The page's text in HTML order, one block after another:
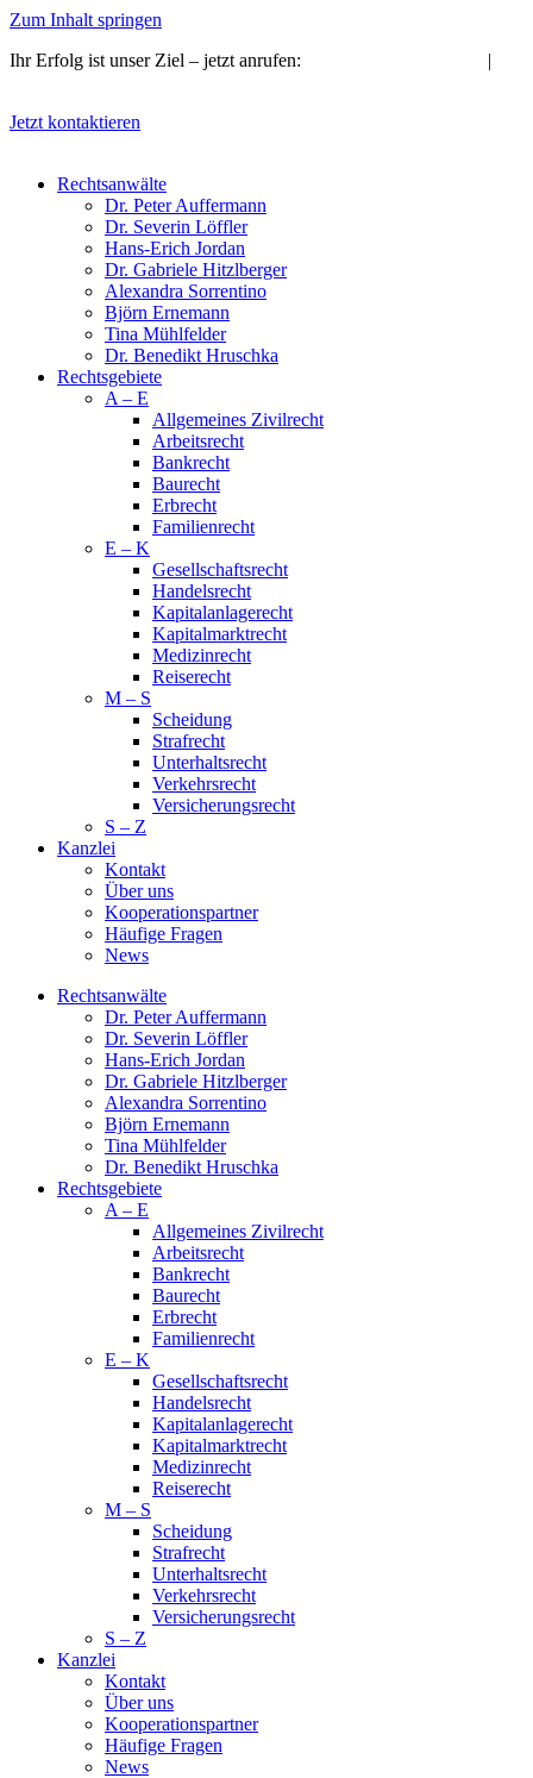
Zum Inhalt springen
Ihr Erfolg ist unser Ziel – jetzt anrufen:
|
Jetzt kontaktieren
Rechtsanwälte
Dr. Peter Auffermann
Dr. Severin Löffler
Hans-Erich Jordan
Dr. Gabriele Hitzlberger
Alexandra Sorrentino
Björn Ernemann
Tina Mühlfelder
Dr. Benedikt Hruschka
Rechtsgebiete
A – E
Allge­meines Zivil­recht
Arbeits­recht
Bankrecht
Bau­recht
Erb­recht
Familien­recht
E – K
Gesellschaftsrecht
Handelsrecht
Kapitalanlagerecht
Kapitalmarktrecht
Medi­zin­recht
Reise­recht
M – S
Schei­dung
Straf­recht
Unter­halts­recht
Ver­kehrs­recht
Versi­cher­ungs­recht
S – Z
Kanzlei
Kontakt
Über uns
Kooperationspartner
Häufige Fragen
News
Rechtsanwälte
Dr. Peter Auffermann
Dr. Severin Löffler
Hans-Erich Jordan
Dr. Gabriele Hitzlberger
Alexandra Sorrentino
Björn Ernemann
Tina Mühlfelder
Dr. Benedikt Hruschka
Rechtsgebiete
A – E
Allge­meines Zivil­recht
Arbeits­recht
Bankrecht
Bau­recht
Erb­recht
Familien­recht
E – K
Gesellschaftsrecht
Handelsrecht
Kapitalanlagerecht
Kapitalmarktrecht
Medi­zin­recht
Reise­recht
M – S
Schei­dung
Straf­recht
Unter­halts­recht
Ver­kehrs­recht
Versi­cher­ungs­recht
S – Z
Kanzlei
Kontakt
Über uns
Kooperationspartner
Häufige Fragen
News